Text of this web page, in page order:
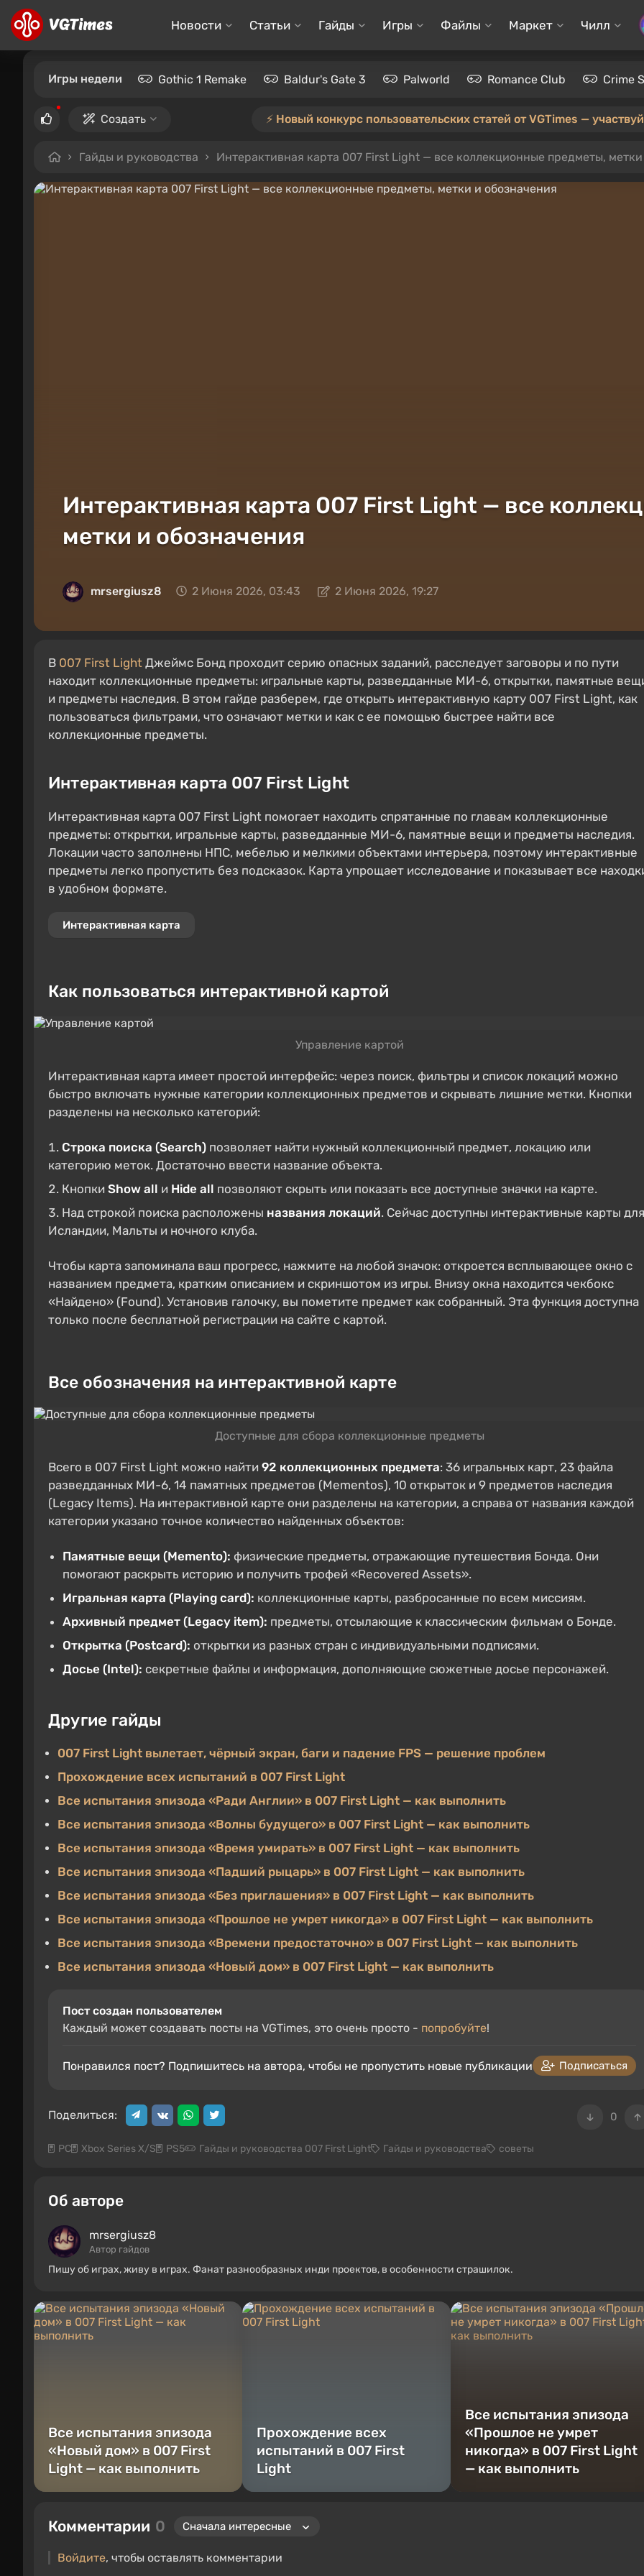
Новости Статьи Гайды Игры Файлы Маркет Чилл
Игры недели Gothic 1 Remake Baldur's Gate 3 Palworld Romance Club Crime
Создать ⚡️ Новый конкурс пользовательских статей от VGTimes —
Гайды и руководства Интерактивная карта 007 First Light — все коллекционные предметы,
Интерактивная карта 007 First Light — все
метки и обозначения
mrsergiusz8 2 Июня 2026, 03:43 2 Июня 2026, 19:27
В 007 First Light Джеймс Бонд проходит серию опасных заданий, расследует заговоры и по пути
находит коллекционные предметы: игральные карты, разведданные МИ-6, открытки, памятные
и предметы наследия. В этом гайде разберем, где открыть интерактивную карту 007 First Light, как
пользоваться фильтрами, что означают метки и как с ее помощью быстрее найти все
коллекционные предметы.
Интерактивная карта 007 First Light
Интерактивная карта 007 First Light помогает находить спрятанные по главам коллекционные
предметы: открытки, игральные карты, разведданные МИ-6, памятные вещи и предметы наследия.
Локации часто заполнены НПС, мебелью и мелкими объектами интерьера, поэтому интерактивные
предметы легко пропустить без подсказок. Карта упрощает исследование и показывает все
в удобном формате.
Интерактивная карта
Как пользоваться интерактивной картой
Управление картой
Интерактивная карта имеет простой интерфейс: через поиск, фильтры и список локаций можно
быстро включать нужные категории коллекционных предметов и скрывать лишние метки. Кнопки
разделены на несколько категорий:
Строка поиска (Search) позволяет найти нужный коллекционный предмет, локацию или
категорию меток. Достаточно ввести название объекта.
Кнопки Show all и Hide all позволяют скрыть или показать все доступные значки на карте.
Над строкой поиска расположены названия локаций. Сейчас доступны интерактивные карты для
Исландии, Мальты и ночного клуба.
Чтобы карта запоминала ваш прогресс, нажмите на любой значок: откроется всплывающее окно с
названием предмета, кратким описанием и скриншотом из игры. Внизу окна находится чекбокс
«Найдено» (Found). Установив галочку, вы пометите предмет как собранный. Эта функция доступна
только после бесплатной регистрации на сайте с картой.
Все обозначения на интерактивной карте
Доступные для сбора коллекционные предметы
Всего в 007 First Light можно найти 92 коллекционных предмета: 36 игральных карт, 23 файла
разведданных МИ-6, 14 памятных предметов (Mementos), 10 открыток и 9 предметов наследия
(Legacy Items). На интерактивной карте они разделены на категории, а справа от названия каждой
категории указано точное количество найденных объектов:
Памятные вещи (Memento): физические предметы, отражающие путешествия Бонда. Они
помогают раскрыть историю и получить трофей «Recovered Assets».
Игральная карта (Playing card): коллекционные карты, разбросанные по всем миссиям.
Архивный предмет (Legacy item): предметы, отсылающие к классическим фильмам о Бонде.
Открытка (Postcard): открытки из разных стран с индивидуальными подписями.
Досье (Intel): секретные файлы и информация, дополняющие сюжетные досье персонажей.
Другие гайды
007 First Light вылетает, чёрный экран, баги и падение FPS — решение проблем
Прохождение всех испытаний в 007 First Light
Все испытания эпизода «Ради Англии» в 007 First Light — как выполнить
Все испытания эпизода «Волны будущего» в 007 First Light — как выполнить
Все испытания эпизода «Время умирать» в 007 First Light — как выполнить
Все испытания эпизода «Падший рыцарь» в 007 First Light — как выполнить
Все испытания эпизода «Без приглашения» в 007 First Light — как выполнить
Все испытания эпизода «Прошлое не умрет никогда» в 007 First Light — как выполнить
Все испытания эпизода «Времени предостаточно» в 007 First Light — как выполнить
Все испытания эпизода «Новый дом» в 007 First Light — как выполнить
Пост создан пользователем
Каждый может создавать посты на VGTimes, это очень просто - попробуйте!
Понравился пост? Подпишитесь на автора, чтобы не пропустить новые публикации Подписаться
0
Поделиться:
PC Xbox Series X/S PS5 Гайды и руководства 007 First Light Гайды и руководства советы
Об авторе
mrsergiusz8
Автор гайдов
Пишу об играх, живу в играх. Фанат разнообразных инди проектов, в особенности страшилок.
Все испытания эпизода
«Новый дом» в 007 First
Light — как выполнить
Прохождение всех
испытаний в 007 First
Light
Все испытания эпизода
«Прошлое не умрет
никогда» в 007 First Light
— как выполнить
Комментарии 0
Войдите, чтобы оставлять комментарии